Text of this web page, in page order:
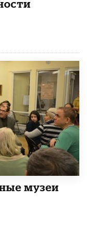
музеи